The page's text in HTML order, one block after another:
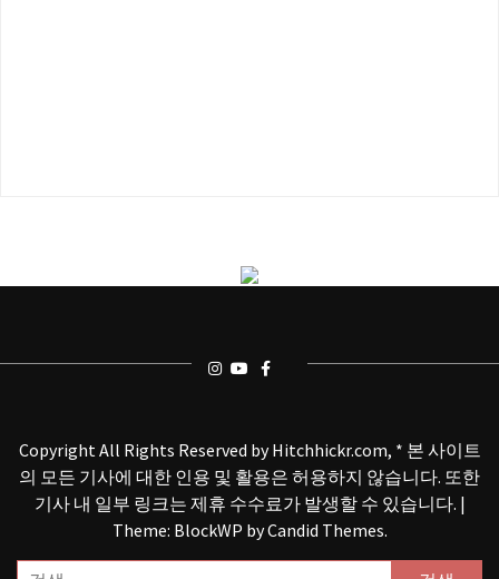
Copyright All Rights Reserved by Hitchhickr.com, * 본 사이트
의 모든 기사에 대한 인용 및 활용은 허용하지 않습니다. 또한
기사 내 일부 링크는 제휴 수수료가 발생할 수 있습니다. |
Theme: BlockWP byCandid Themes.
검